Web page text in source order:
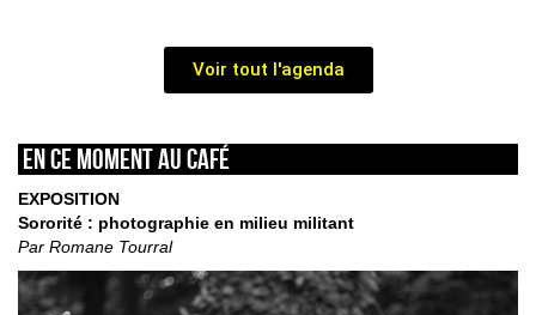
Voir tout l'agenda
En ce moment au café
EXPOSITION
Sororité : photographie en milieu militant
Par Romane Tourral